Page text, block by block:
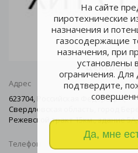
На сайте
пиротехнические
назначения и
газосодержащие
назначения, при
установлены
ограничения. Для
подтвердите,
Да, мне
Адрес
623704, Российская Федерация,
Свердловская область, город
Режевской тракт 15км., здание
Телефон